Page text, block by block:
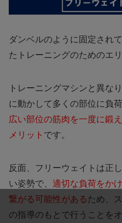
ダンベルのように固定され
たトレーニングのためのエリ
トレーニングマシンと異な
に動かして多くの部位に負
広い部位の筋肉を一度に鍛
メリット です。
反面、フリーウェイトは正
い姿勢で、 適切な負荷をか
繋がる可能性があるため、
の指導のもとで行うことを